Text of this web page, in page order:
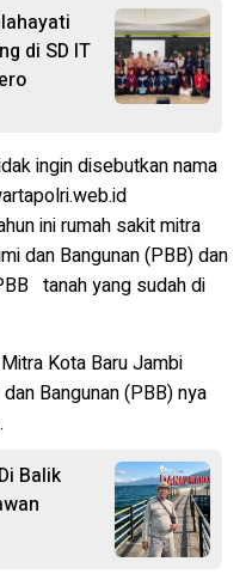
di SD IT
ingin disebutkan nama
ini rumah sakit mitra
dan Bangunan (PBB) dan
tanah yang sudah di
Kota Baru Jambi
Bangunan (PBB) nya
Balik